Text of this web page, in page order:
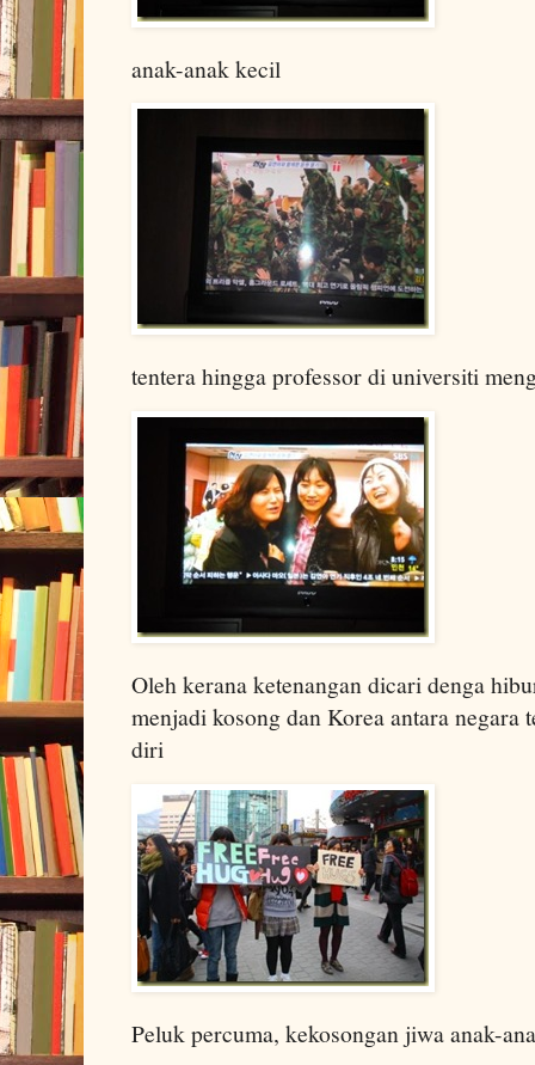
anak-anak kecil
tentera hingga professor di universiti
Oleh kerana ketenangan dicari denga
menjadi kosong dan Korea antara negara
diri
Peluk percuma, kekosongan jiwa anak-